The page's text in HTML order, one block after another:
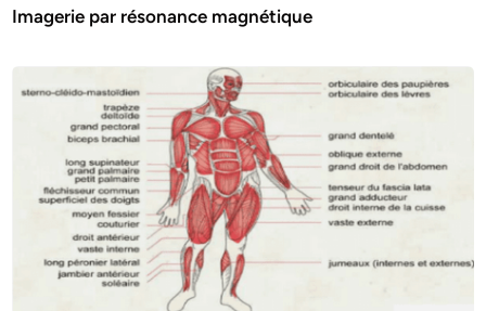
Imagerie par résonance magnétique